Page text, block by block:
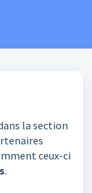
la section
ceux-ci
.